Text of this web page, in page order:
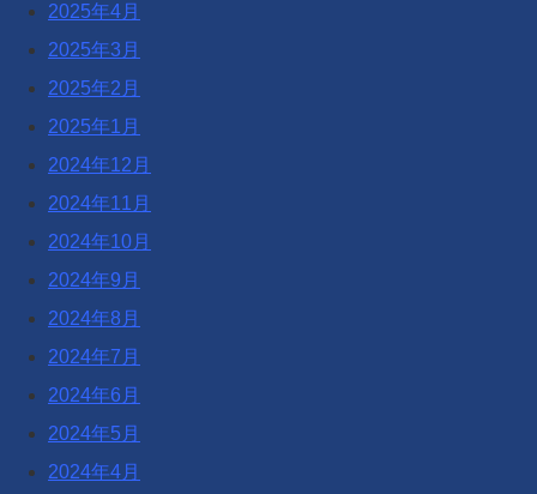
2025年4月
2025年3月
2025年2月
2025年1月
2024年12月
2024年11月
2024年10月
2024年9月
2024年8月
2024年7月
2024年6月
2024年5月
2024年4月